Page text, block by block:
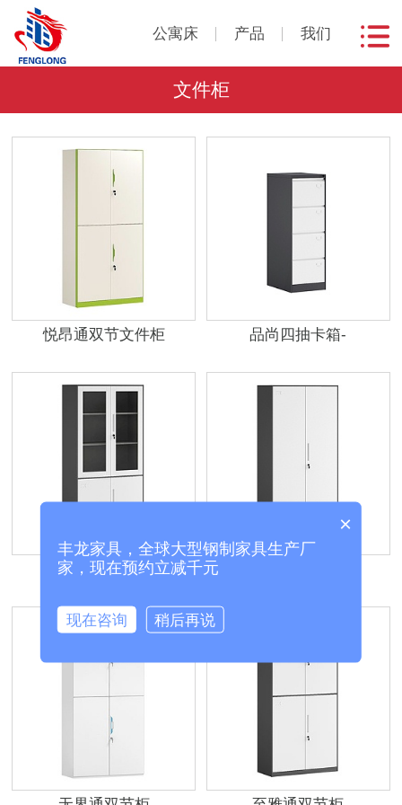
公寓床 产品 我们
文件柜
悦昂通双节文件柜 品尚四抽卡箱-
至雅大器械柜
×
丰龙家具，全球大型钢制家具生产厂
家，现在预约立减千元
现在咨询 稍后再说